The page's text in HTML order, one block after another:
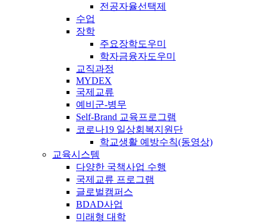
전공자율선택제
수업
장학
주요장학도우미
학자금융자도우미
교직과정
MYDEX
국제교류
예비군-병무
Self-Brand 교육프로그램
코로나19 일상회복지원단
학교생활 예방수칙(동영상)
교육시스템
다양한 국책사업 수행
국제교류 프로그램
글로벌캠퍼스
BDAD사업
미래형 대학